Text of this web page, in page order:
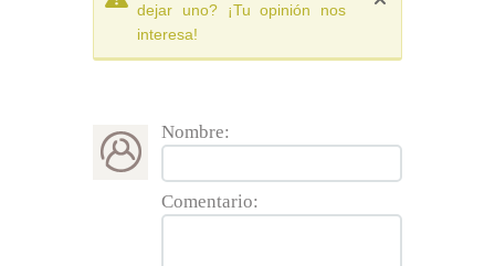
dejar uno? ¡Tu opinión nos
interesa!
Nombre:
Comentario: